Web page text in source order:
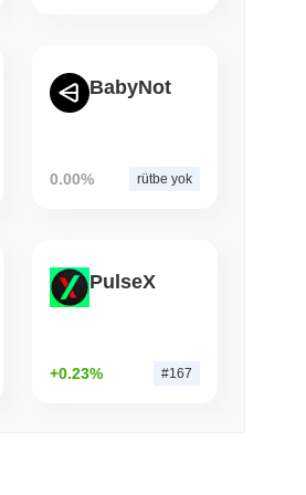
BabyNot
0.00% rütbe yok
PulseX
+0.23% #167